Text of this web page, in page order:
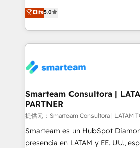
design predictable, scalable
strategies. With offices in South
we take a RevOps-led approach
marketing & service, breaks
confidence. We deliver end to end strategy and
and technology around a single
support sustainable growth and
making. Working with clients locally and globally, our
expertise includes HubSpot
implementation, automation,
Elite5.0
Smarteam Consultora |
PARTNER
提供元：Smarteam Consultora | LATAM
Smarteam es un HubSpot
presencia en LATAM y EE. UU.,